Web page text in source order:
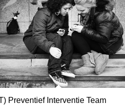
Preventief Interventie Team